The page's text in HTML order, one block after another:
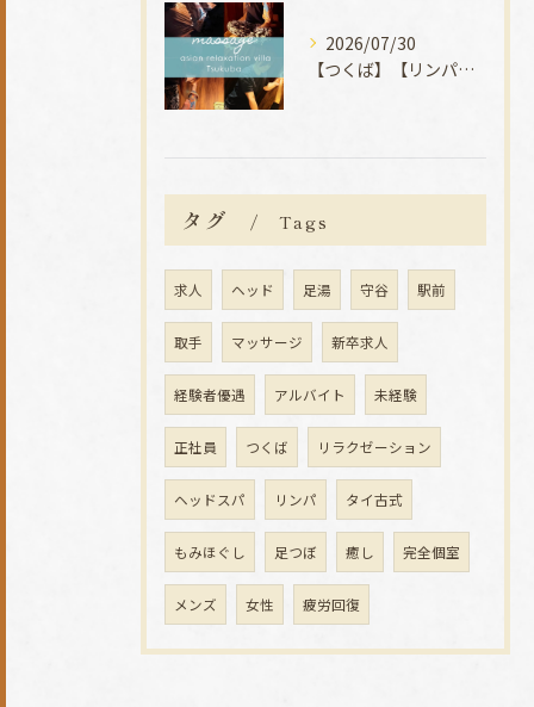
2026/07/30
【つくば】【リンパマッサージ】【タイ古式】【マッサージ】
タグ Tags
求人 ヘッド 足湯 守谷 駅前
取手 マッサージ 新卒求人
経験者優遇 アルバイト 未経験
正社員 つくば リラクゼーション
ヘッドスパ リンパ タイ古式
もみほぐし 足つぼ 癒し 完全個室
メンズ 女性 疲労回復